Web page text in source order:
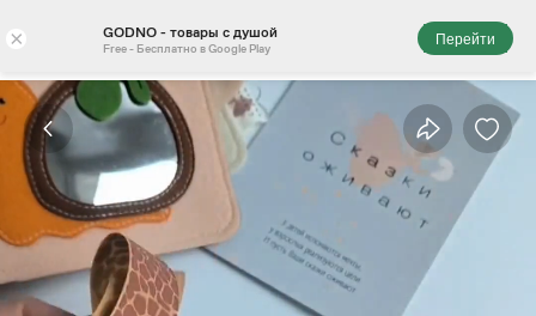
× GODNO - товары с душой
Free - Бесплатно в Google Play
Перейти